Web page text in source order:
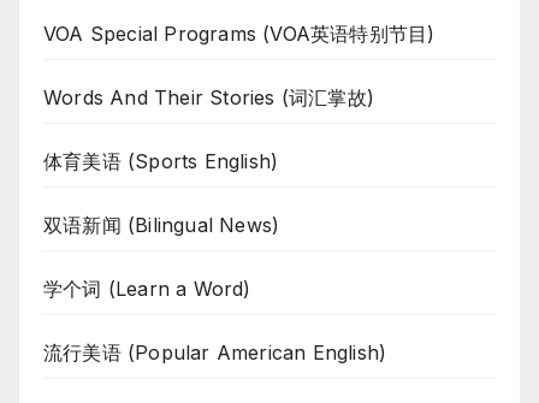
VOA Special Programs (VOA英语特别节目)
Words And Their Stories (词汇掌故)
体育美语 (Sports English)
双语新闻 (Bilingual News)
学个词 (Learn a Word)
流行美语 (Popular American English)